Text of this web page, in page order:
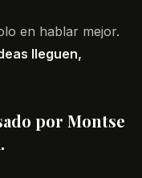
en hablar mejor.
lleguen,
por Montse